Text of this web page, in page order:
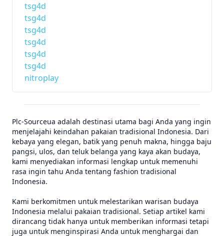
tsg4d
tsg4d
tsg4d
tsg4d
tsg4d
tsg4d
nitroplay
Plc-Sourceua adalah destinasi utama bagi Anda yang ingin
menjelajahi keindahan pakaian tradisional Indonesia. Dari
kebaya yang elegan, batik yang penuh makna, hingga baju
pangsi, ulos, dan teluk belanga yang kaya akan budaya,
kami menyediakan informasi lengkap untuk memenuhi
rasa ingin tahu Anda tentang fashion tradisional
Indonesia.
Kami berkomitmen untuk melestarikan warisan budaya
Indonesia melalui pakaian tradisional. Setiap artikel kami
dirancang tidak hanya untuk memberikan informasi tetapi
juga untuk menginspirasi Anda untuk menghargai dan